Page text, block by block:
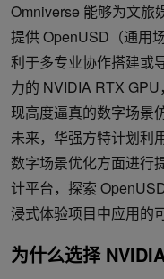
Omniverse 能够为文旅
提供 OpenUSD（通用
利于多专业协作搭建或
力的 NVIDIA RTX
现高度逼真的数字场景
未来，华强方特计划利
数字场景优化方面进行
计平台，探索
浸式体验项目中应用的
为什么选择 NVIDIA